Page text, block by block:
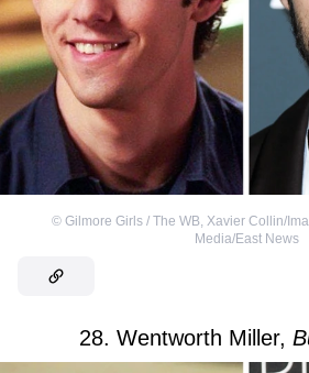
© Gilmore Girls / The WB, Xavier Collin/
Media/East News
28. Wentworth Miller,